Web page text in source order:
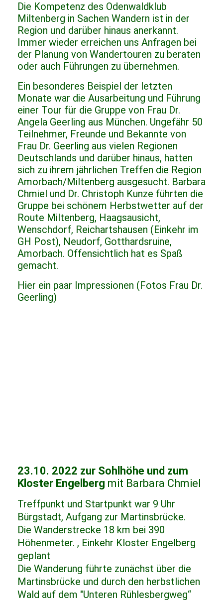
Die Kompetenz des Odenwaldklub
Miltenberg in Sachen Wandern ist in der
Region und darüber hinaus anerkannt.
Immer wieder erreichen uns Anfragen bei
der Planung von Wandertouren zu beraten
oder auch Führungen zu übernehmen.
Ein besonderes Beispiel der letzten
Monate war die Ausarbeitung und Führung
einer Tour für die Gruppe von Frau Dr.
Angela Geerling aus München. Ungefähr 50
Teilnehmer, Freunde und Bekannte von
Frau Dr. Geerling aus vielen Regionen
Deutschlands und darüber hinaus, hatten
sich zu ihrem jährlichen Treffen die Region
Amorbach/Miltenberg ausgesucht. Barbara
Chmiel und Dr. Christoph Kunze führten die
Gruppe bei schönem Herbstwetter auf der
Route Miltenberg, Haagsausicht,
Wenschdorf, Reichartshausen (Einkehr im
GH Post), Neudorf, Gotthardsruine,
Amorbach. Offensichtlich hat es Spaß
gemacht.
Hier ein paar Impressionen (Fotos Frau Dr.
Geerling)
23.10. 2022 zur Sohlhöhe und zum
Kloster Engelberg mit Barbara Chmiel
Treffpunkt und Startpunkt war 9 Uhr
Bürgstadt, Aufgang zur Martinsbrücke.
Die Wanderstrecke 18 km bei 390
Höhenmeter. , Einkehr Kloster Engelberg
geplant
Die Wanderung führte zunächst über die
Martinsbrücke und durch den herbstlichen
Wald auf dem "Unteren Rühlesbergweg“